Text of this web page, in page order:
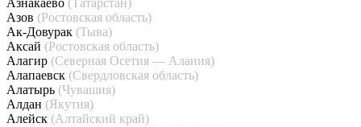
Азнакаево (Татарстан)
Азов (Ростовская область)
Ак-Довурак (Тыва)
Аксай (Ростовская область)
Алагир (Северная Осетия — Алания)
Алапаевск (Свердловская область)
Алатырь (Чувашия)
Алдан (Якутия)
Алейск (Алтайский край)